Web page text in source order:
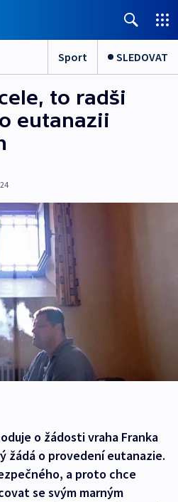
Sport SLEDOVAT
to radši
eutanazii
o žádosti vraha Franka
žádá o provedení eutanazie.
a proto chce
se svým marným